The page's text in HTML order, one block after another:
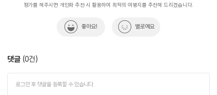
평가를 해주시면 개인화 추천 시 활용하여 최적의 여행지를 추천해 드리겠습니다.
좋아요! 별로예요
댓글 (0건)